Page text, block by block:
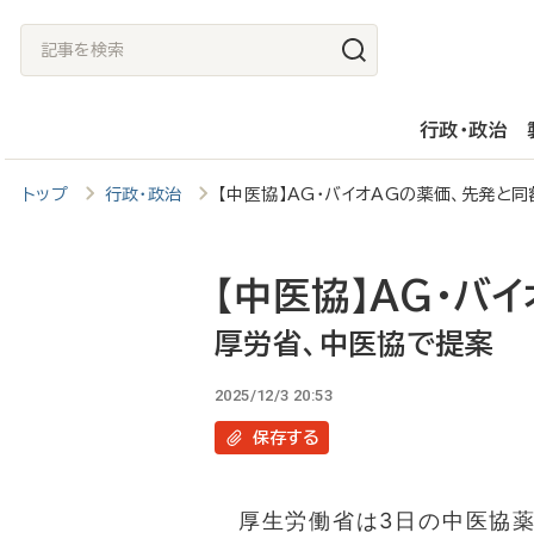
記
事
検
索
行政・政治
トップ 行政・政治 【中医協】AG・バイオAGの薬価、先発
【中医協】AG・
厚労省、中医協で提案
2025/12/3 20:53
保存する
厚生労働省は3日の中医協